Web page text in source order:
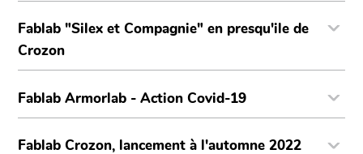
Fablab "Silex et Compagnie" en presqu'ile de
Crozon
Fablab Armorlab - Action Covid-19
Fablab Crozon, lancement à l'automne 2022